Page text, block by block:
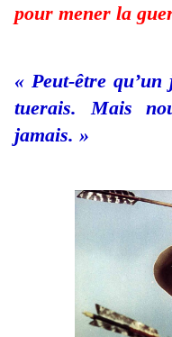
pour mener la
« Peut-être
tuerais. Mais
jamais. »